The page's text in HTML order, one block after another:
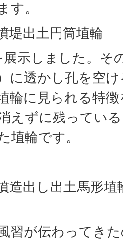
す。
堤出土円筒埴輪
展示しました。そ
に透かし孔を空
輪に見られる特
えずに残ってい
埴輪です。
造出し出土馬形
習が伝わってき